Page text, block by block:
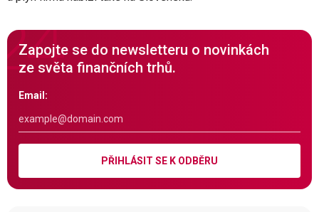
Zapojte se do newsletteru o novinkách
ze světa finančních trhů.
Email:
PŘIHLÁSIT SE K ODBĚRU